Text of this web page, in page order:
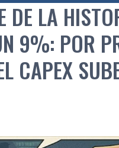
DE LA
9%: POR
CAPEX